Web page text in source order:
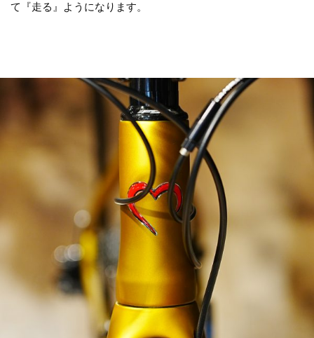
て『走る』ようになります。